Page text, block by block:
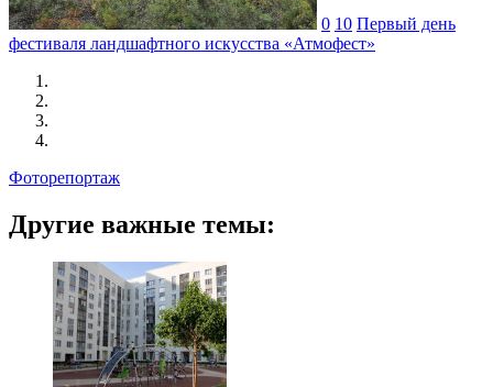
0 10 Первый день
фестиваля ландшафтного искусства «Атмофест»
Фоторепортаж
Другие важные темы: